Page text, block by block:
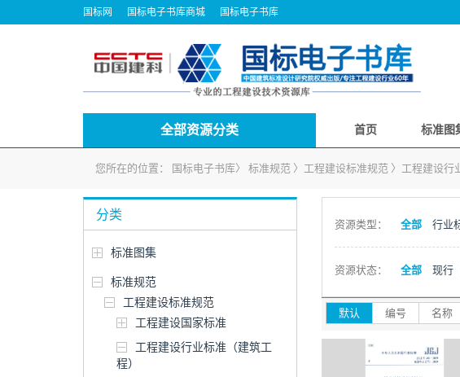
国标网 国标电子书库商城 国标电子书库
全部资源分类 首页 标准图
您所在的位置： 国标电子书库〉 标准规范 〉 工程建设标准规范 〉 工程建设行
分类
标准图集
标准规范
工程建设标准规范
工程建设国家标准
工程建设行业标准（建筑工
程）
资源类型： 全部 行业
资源状态： 全部 现行
默认 编号 名称